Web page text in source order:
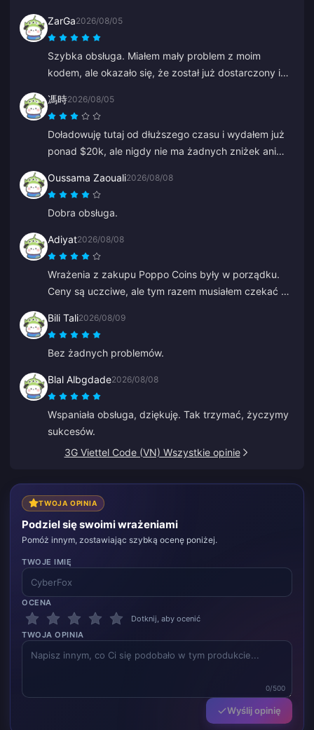
minuty, więc jestem bardzo zadowolony.
ZarGa2026/08/05
Szybka obsługa. Miałem mały problem z moim
kodem, ale okazało się, że został już dostarczony i
wsparcia problem został rozwiązany dzięki pomocy
Anny.
馮時2026/08/05
Doładowuję tutaj od dłuższego czasu i wydałem już
ponad $20k, ale nigdy nie ma żadnych zniżek ani
cashback. To rozczarowujące, że nie ma żadnych
nagród dla lojalnych klientów.
Oussama Zaouali2026/08/08
Dobra obsługa.
Adiyat2026/08/08
Wrażenia z zakupu Poppo Coins były w porządku.
Ceny są uczciwe, ale tym razem musiałem czekać na
zły wybór, po prostu nie jest idealny.
Bili Tali2026/08/09
Bez żadnych problemów.
Blal Albgdade2026/08/08
Wspaniała obsługa, dziękuję. Tak trzymać, życzymy
sukcesów.
3G Viettel Code (VN) Wszystkie opinie
TWOJA OPINIA
Podziel się swoimi wrażeniami
Pomóż innym, zostawiając szybką ocenę poniżej.
TWOJE IMIĘ
OCENA
Dotknij, aby ocenić
TWOJA OPINIA
0/500
Wyślij opinię